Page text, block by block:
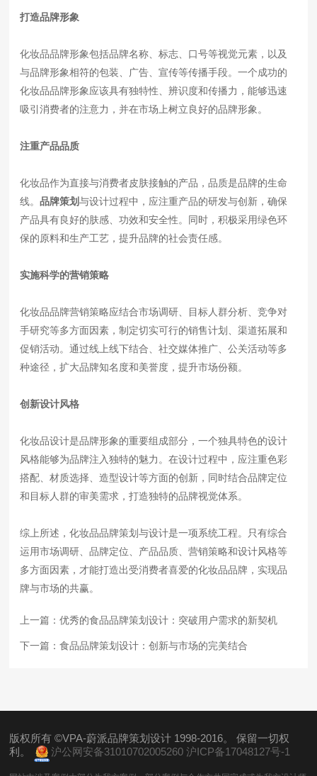
打造品牌形象
化妆品品牌形象包括品牌名称、标志、口号等视觉元素，以及
与品牌形象相符的包装、广告、宣传等传播手段。一个成功的
化妆品品牌形象应该具有独特性、辨识度和传播力，能够迅速
吸引消费者的注意力，并在市场上树立良好的品牌形象。
注重产品品质
化妆品作为直接与消费者皮肤接触的产品，品质是品牌的生命
线。品牌策划与设计过程中，应注重产品的研发与创新，确保
产品具有良好的肤感、功效和安全性。同时，积极采用绿色环
保的原料和生产工艺，提升品牌的社会责任感。
实施科学的营销策略
化妆品品牌营销策略应结合市场调研、目标人群分析、竞争对
手研究等多方面因素，制定切实可行的销售计划、渠道拓展和
促销活动。通过线上线下结合、社交媒体推广、公关活动等多
种途径，扩大品牌知名度和美誉度，提升市场份额。
创新设计风格
化妆品设计是品牌形象的重要组成部分，一个独具特色的设计
风格能够为品牌注入独特的魅力。在设计过程中，应注重色彩
搭配、材质选择、造型设计等方面的创新，同时结合品牌定位
和目标人群的审美需求，打造独特的品牌视觉体系。
综上所述，化妆品品牌策划与设计是一项系统工程。只有综合
运用市场调研、品牌定位、产品品质、营销策略和设计风格等
多方面因素，才能打造出受消费者喜爱的化妆品品牌，实现品
牌与市场的共赢。
上一篇：优秀的食品品牌策划设计：突破用户需求的新契机
下一篇：食品品牌策划设计：创新与市场的完美结合
版权所有 ©VPA-蔚派品牌策划设计 1998-2016。 保留一切权
利。
沪公网安备31010702005260 沪ICP备17048127号-1